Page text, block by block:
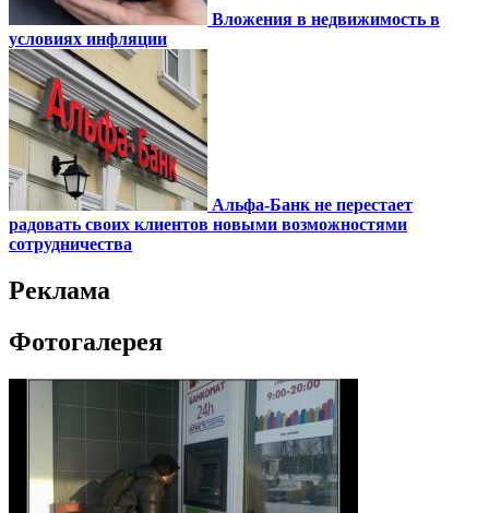
Вложения в недвижимость в
условиях инфляции
Альфа-Банк не перестает
радовать своих клиентов новыми возможностями
сотрудничества
Реклама
Фотогалерея